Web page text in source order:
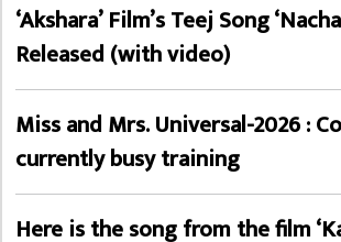
‘Akshara’ Film’s Teej Song
Released (with video)
Miss and Mrs. Universal-2026 :
currently busy training
Here is the song from the film